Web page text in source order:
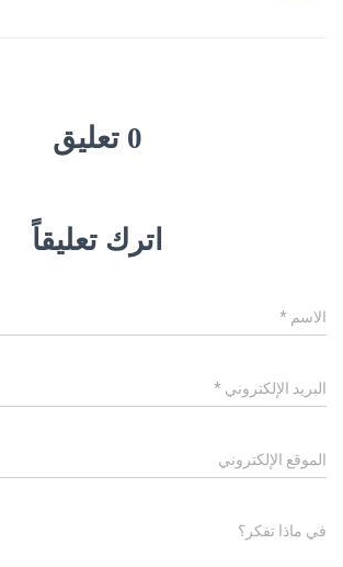
0 تعليق
اترك تعليقاً
الاسم *
البريد الإلكتروني *
الموقع الإلكتروني
في ماذا تفكر؟